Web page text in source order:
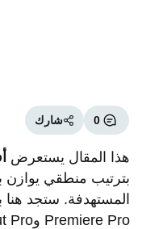
0 شارك
هذا المقال يستعرض
بترتيب منطقي يوازن